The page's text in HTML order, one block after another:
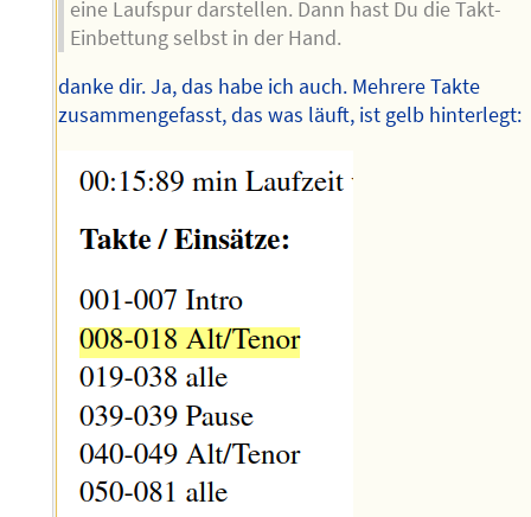
eine Laufspur darstellen. Dann hast Du die Takt-
Einbettung selbst in der Hand.
danke dir. Ja, das habe ich auch. Mehrere Takte
zusammengefasst, das was läuft, ist gelb hinterlegt: